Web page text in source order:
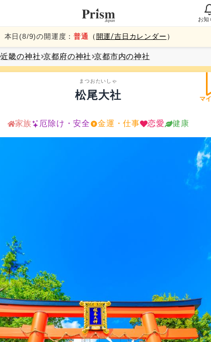
お知
本日(8/9)の開運度：普通 （ 開運/吉日カレンダー ）
近畿の神社 京都府の神社 京都市内の神社
マ
まつおたいしゃ
松尾大社
家族 厄除け・安全 金運・仕事 恋愛 健康